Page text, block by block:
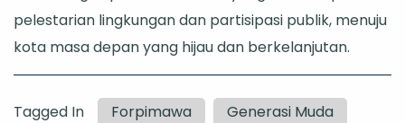
pelestarian lingkungan dan partisipasi publik, menuju
kota masa depan yang hijau dan berkelanjutan.
Tagged In Forpimawa
Generasi Muda